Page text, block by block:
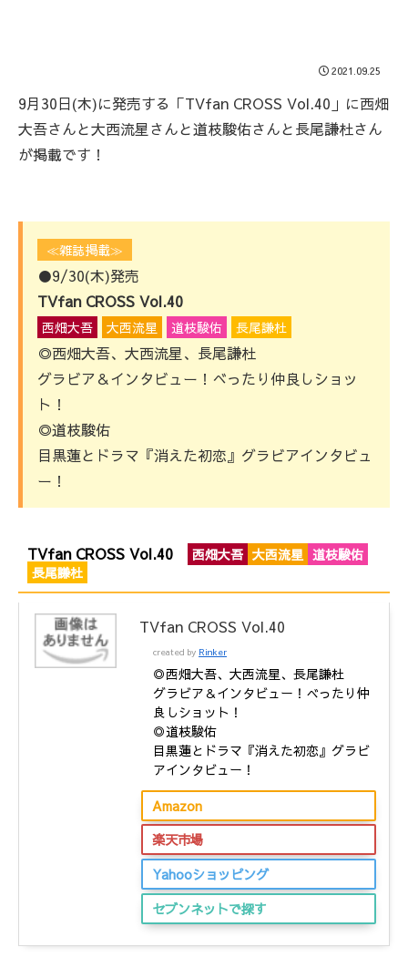
2021.09.25
9月30日(木)に発売する「TVfan CROSS Vol.40」に西畑
大吾さんと大西流星さんと道枝駿佑さんと長尾謙杜さん
が掲載です！
≪雑誌掲載≫
●9/30(木)発売
TVfan CROSS Vol.40
西畑大吾 大西流星 道枝駿佑 長尾謙杜
◎西畑大吾、大西流星、長尾謙杜
グラビア＆インタビュー！べったり仲良しショッ
ト！
◎道枝駿佑
目黒蓮とドラマ『消えた初恋』グラビアインタビュ
ー！
TVfan CROSS Vol.40 西畑大吾 大西流星 道枝駿佑
長尾謙杜
TVfan CROSS Vol.40
created by Rinker
◎西畑大吾、大西流星、長尾謙杜
グラビア＆インタビュー！べったり仲
良しショット！
◎道枝駿佑
目黒蓮とドラマ『消えた初恋』グラビ
アインタビュー！
Amazon
楽天市場
Yahooショッピング
セブンネットで探す